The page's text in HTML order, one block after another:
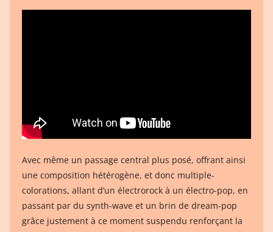
Avec même un passage central plus posé, offrant ainsi
une composition hétérogène, et donc multiple-
colorations, allant d’un électrorock à un électro-pop, en
passant par du synth-wave et un brin de dream-pop
grâce justement à ce moment suspendu renforçant la